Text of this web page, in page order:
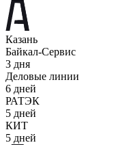
Казань
Байкал-Сервис
3 дня
Деловые линии
6 дней
РАТЭК
5 дней
КИТ
5 дней